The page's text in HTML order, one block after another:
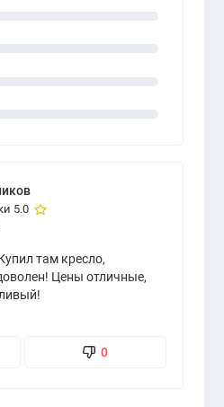
5.0
там кресло,
Цены отличные,
0